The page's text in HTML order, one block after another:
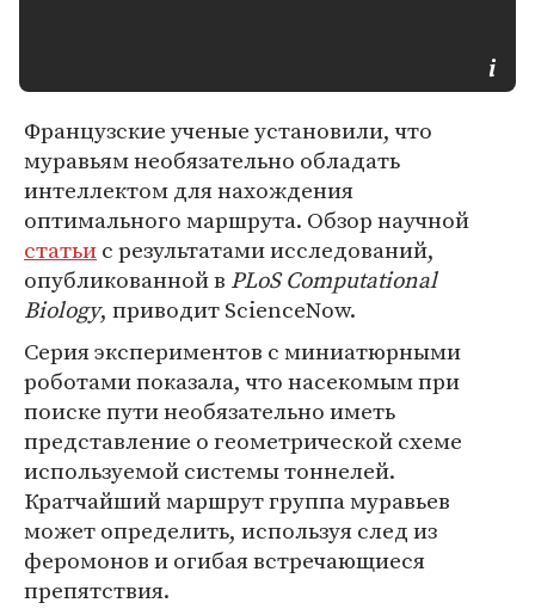
Французские ученые установили, что
муравьям необязательно обладать
интеллектом для нахождения
оптимального маршрута. Обзор научной
статьис результатами исследований,
опубликованной в PLoS Computational
Biology, приводит ScienceNow.
Серия экспериментов с миниатюрными
роботами показала, что насекомым при
поиске пути необязательно иметь
представление о геометрической схеме
используемой системы тоннелей.
Кратчайший маршрут группа муравьев
может определить, используя след из
феромонов и огибая встречающиеся
препятствия.